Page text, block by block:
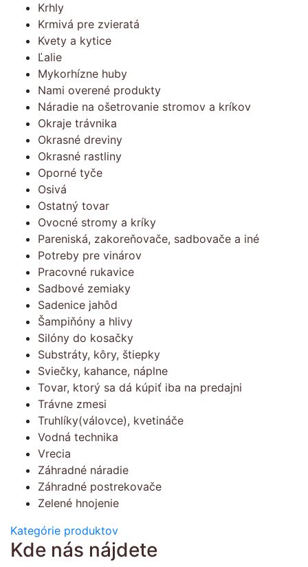
Krhly
Krmivá pre zvieratá
Kvety a kytice
Ľalie
Mykorhízne huby
Nami overené produkty
Náradie na ošetrovanie stromov a kríkov
Okraje trávnika
Okrasné dreviny
Okrasné rastliny
Oporné tyče
Osivá
Ostatný tovar
Ovocné stromy a kríky
Pareniská, zakoreňovače, sadbovače a iné
Potreby pre vinárov
Pracovné rukavice
Sadbové zemiaky
Sadenice jahôd
Šampiňóny a hlivy
Silóny do kosačky
Substráty, kôry, štiepky
Sviečky, kahance, náplne
Tovar, ktorý sa dá kúpiť iba na predajni
Trávne zmesi
Truhlíky(válovce), kvetináče
Vodná technika
Vrecia
Záhradné náradie
Záhradné postrekovače
Zelené hnojenie
Kategórie produktov
Kde nás nájdete